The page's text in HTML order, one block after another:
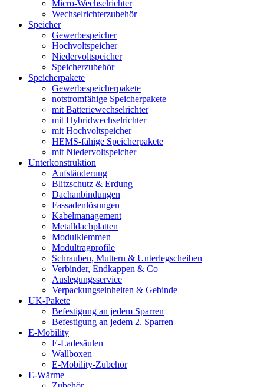
Micro-Wechselrichter
Wechselrichterzubehör
Speicher
Gewerbespeicher
Hochvoltspeicher
Niedervoltspeicher
Speicherzubehör
Speicherpakete
Gewerbespeicherpakete
notstromfähige Speicherpakete
mit Batteriewechselrichter
mit Hybridwechselrichter
mit Hochvoltspeicher
HEMS-fähige Speicherpakete
mit Niedervoltspeicher
Unterkonstruktion
Aufständerung
Blitzschutz & Erdung
Dachanbindungen
Fassadenlösungen
Kabelmanagement
Metalldachplatten
Modulklemmen
Modultragprofile
Schrauben, Muttern & Unterlegscheiben
Verbinder, Endkappen & Co
Auslegungsservice
Verpackungseinheiten & Gebinde
UK-Pakete
Befestigung an jedem Sparren
Befestigung an jedem 2. Sparren
E-Mobility
E-Ladesäulen
Wallboxen
E-Mobility-Zubehör
E-Wärme